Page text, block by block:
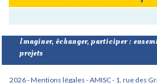
Imaginer, échanger, participer :
projets
2026 - Mentions légales -AMISC - 1, rue des